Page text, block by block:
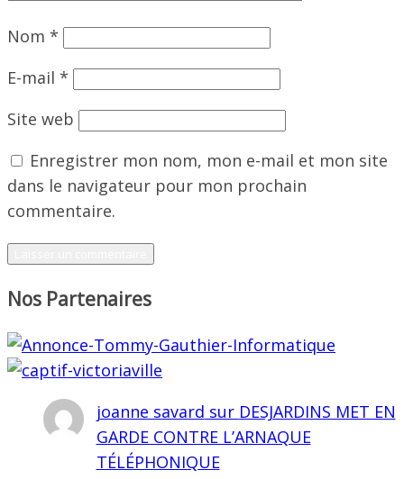
Nom *
E-mail *
Site web
Enregistrer mon nom, mon e-mail et mon site
dans le navigateur pour mon prochain
commentaire.
Nos Partenaires
joanne savard sur DESJARDINS MET EN
GARDE CONTRE L’ARNAQUE
TÉLÉPHONIQUE